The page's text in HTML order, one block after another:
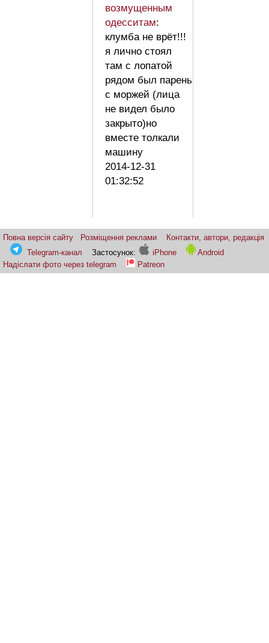
возмущенным
одесситам:
клумба не врёт!!!
я лично стоял
там с лопатой
рядом был парень
с моржей (лица
не видел было
закрыто)но
вместе толкали
машину
2014-12-31
01:32:52
Повна версія сайту Розміщення реклами
Контакти, автори, редакція
Telegram-канал
Застосунок: iPhone
Android
Надіслати фото через telegram
Patreon